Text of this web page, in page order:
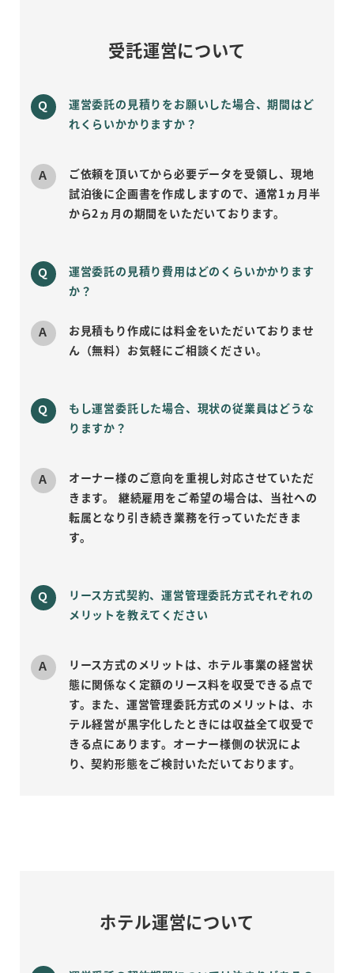
受託運営について
運営委託の見積りをお願いした場合、期間はど
れくらいかかりますか？
ご依頼を頂いてから必要データを受領し、現地
試泊後に企画書を作成しますので、通常1ヵ月半
から2ヵ月の期間をいただいております。
運営委託の見積り費用はどのくらいかかります
か？
お見積もり作成には料金をいただいておりませ
ん（無料）お気軽にご相談ください。
もし運営委託した場合、現状の従業員はどうな
りますか？
オーナー様のご意向を重視し対応させていただ
きます。 継続雇用をご希望の場合は、当社への
転属となり引き続き業務を行っていただきま
す。
リース方式契約、運営管理委託方式それぞれの
メリットを教えてください
リース方式のメリットは、ホテル事業の経営状
態に関係なく定額のリース料を収受できる点で
す。また、運営管理委託方式のメリットは、ホ
テル経営が黒字化したときには収益全て収受で
きる点にあります。オーナー様側の状況によ
り、契約形態をご検討いただいております。
ホテル運営について